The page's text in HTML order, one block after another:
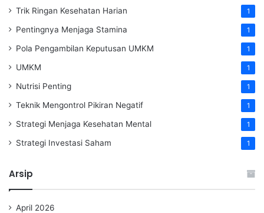
Trik Ringan Kesehatan Harian 1
Pentingnya Menjaga Stamina 1
Pola Pengambilan Keputusan UMKM 1
UMKM 1
Nutrisi Penting 1
Teknik Mengontrol Pikiran Negatif 1
Strategi Menjaga Kesehatan Mental 1
Strategi Investasi Saham 1
Arsip
April 2026